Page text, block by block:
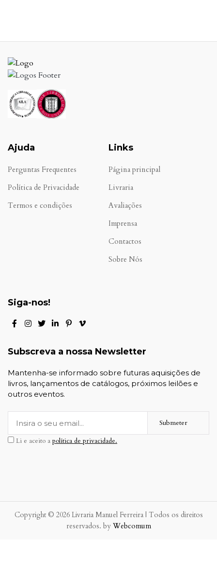
Ajuda
Perguntas Frequentes
Política de Privacidade
Termos e condições
Links
Página principal
Livraria
Avaliações
Imprensa
Contactos
Sobre Nós
Siga-nos!
Subscreva a nossa Newsletter
Mantenha-se informado sobre futuras aquisições de
livros, lançamentos de catálogos, próximos leilões e
outros eventos.
Submeter
Li e aceito a política de privacidade.
Copyright © 2026 Livraria Manuel Ferreira | Todos os direitos
reservados. by Webcomum